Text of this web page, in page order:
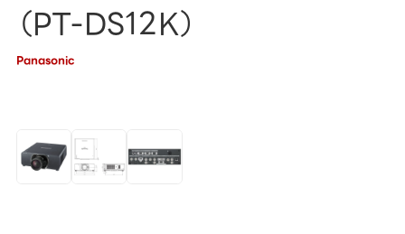
（PT-DS12K）
Panasonic